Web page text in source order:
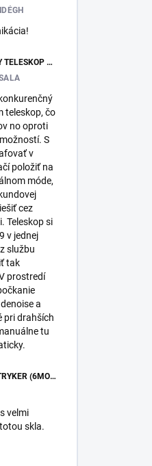
INTELIGENTNÝ ASTRONOMICKÝ TELESKOP DWARFLAB DWARF MINI
teleskop, čo
no oproti
S
v
položiť na
móde,
cez
Teleskop si
v jednej
službu
tak
prostredí
a
pri drahších
tu
KOLIMÁTOR DELTA OPTICAL STRYKER (6MOA)
velmi
skla.